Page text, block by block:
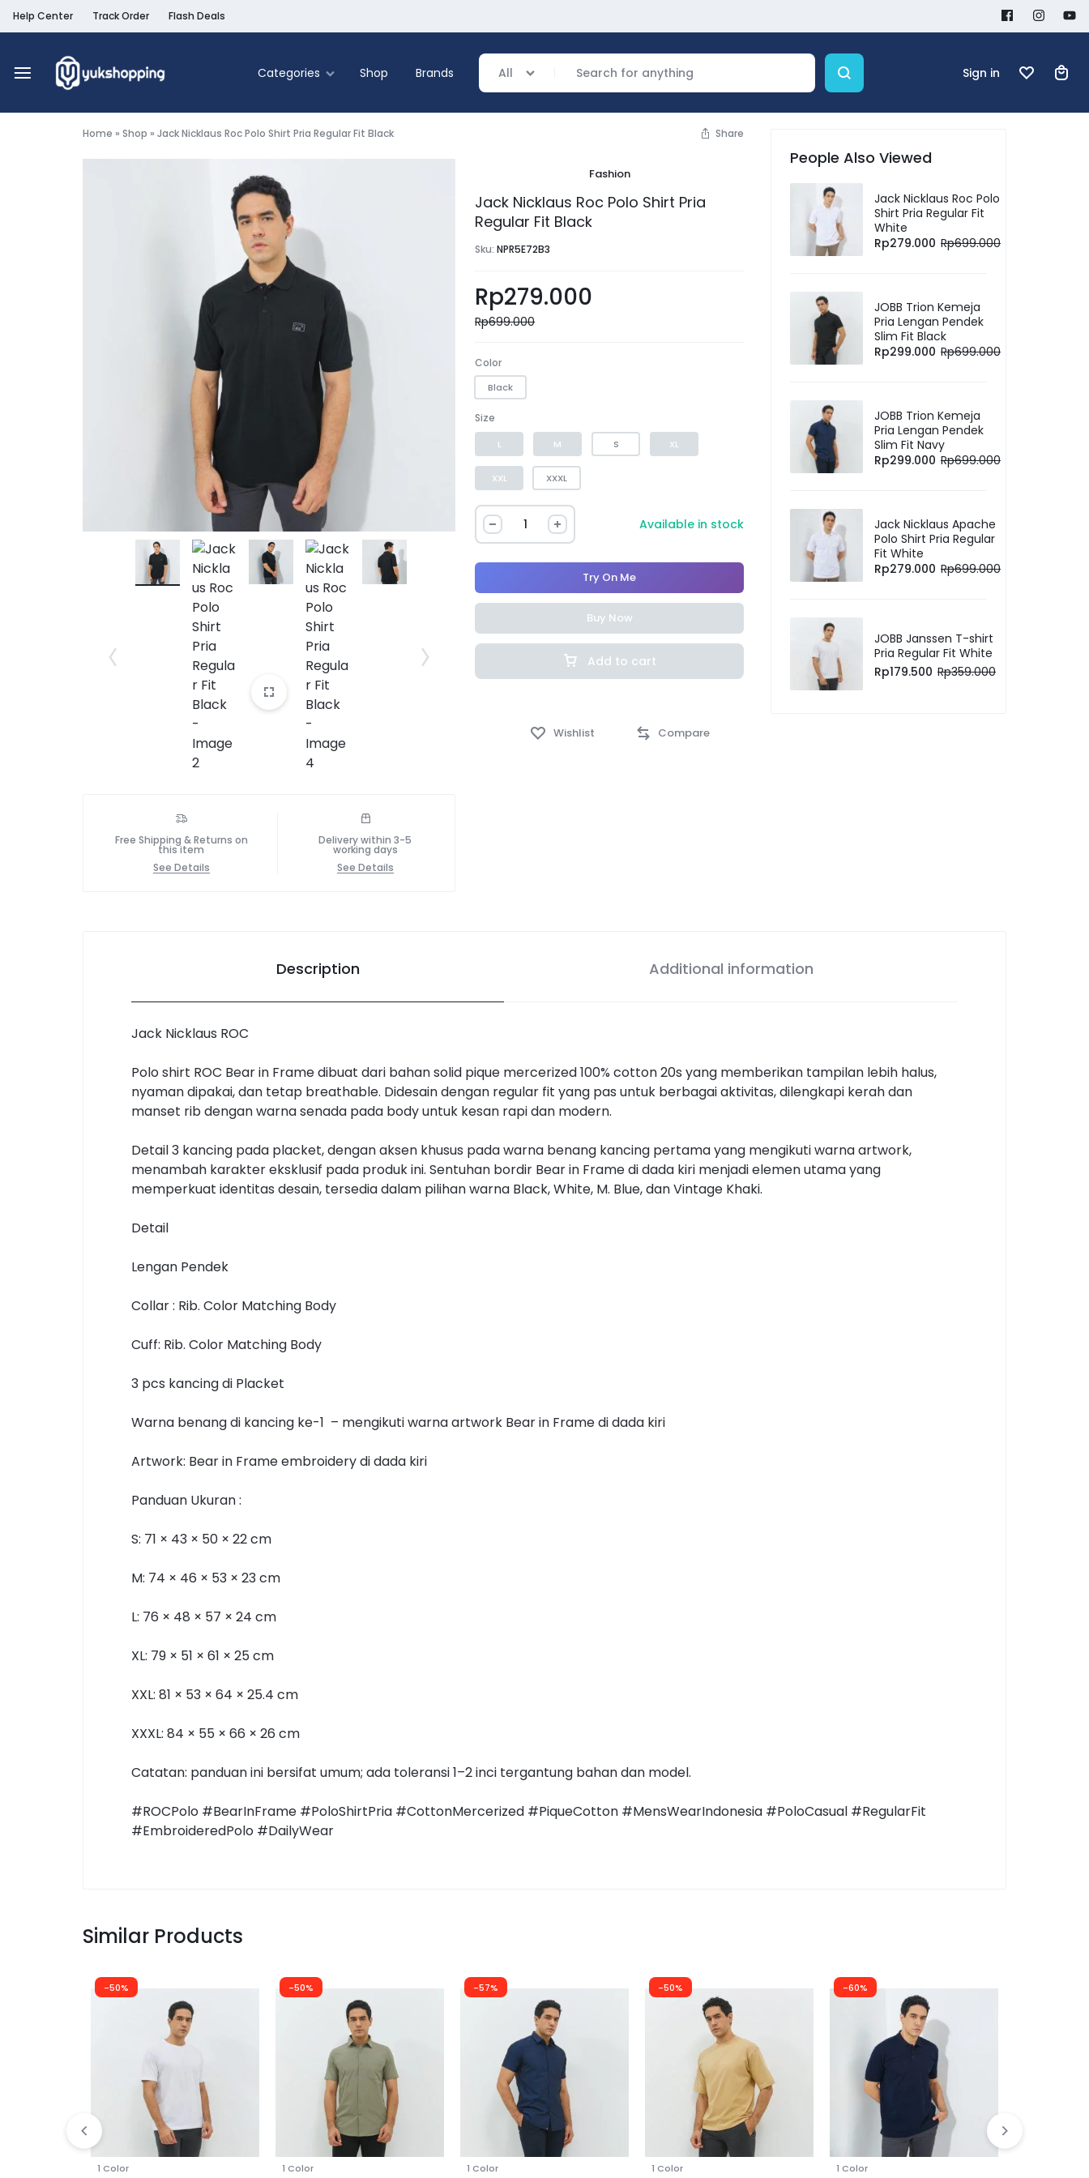
Help Center Track Order Flash Deals
Online
Categories
Home & Living
Shop Brands All Sign in
Home » Shop » Jack Nicklaus Roc Polo Shirt Pria Regular Fit Black Share
Free Shipping & Returns on
this item
See Details
Delivery within 3-5
working days
See Details
Fashion
Jack Nicklaus Roc Polo Shirt Pria
Regular Fit Black
Sku:NPR5E72B3
Rp279.000
Rp699.000
Color
Black
Size
L M S XL
XXL XXXL
Available in stock
Add to cart
Try On Me
Buy Now
Compare
Wishlist
People Also Viewed
Jack Nicklaus Roc Polo
Shirt Pria Regular Fit
White
Rp279.000 Rp699.000
JOBB Trion Kemeja
Pria Lengan Pendek
Slim Fit Black
Rp299.000 Rp699.000
JOBB Trion Kemeja
Pria Lengan Pendek
Slim Fit Navy
Rp299.000 Rp699.000
Jack Nicklaus Apache
Polo Shirt Pria Regular
Fit White
Rp279.000 Rp699.000
JOBB Janssen T-shirt
Pria Regular Fit White
Rp179.500 Rp359.000
Description Additional information
Jack Nicklaus ROC
Polo shirt ROC Bear in Frame dibuat dari bahan solid pique mercerized 100% cotton 20s yang memberikan tampilan lebih halus,
nyaman dipakai, dan tetap breathable. Didesain dengan regular fit yang pas untuk berbagai aktivitas, dilengkapi kerah dan
manset rib dengan warna senada pada body untuk kesan rapi dan modern.
Detail 3 kancing pada placket, dengan aksen khusus pada warna benang kancing pertama yang mengikuti warna artwork,
menambah karakter eksklusif pada produk ini. Sentuhan bordir Bear in Frame di dada kiri menjadi elemen utama yang
memperkuat identitas desain, tersedia dalam pilihan warna Black, White, M. Blue, dan Vintage Khaki.
Detail
Lengan Pendek
Collar : Rib. Color Matching Body
Cuff: Rib. Color Matching Body
3 pcs kancing di Placket
Warna benang di kancing ke-1 – mengikuti warna artwork Bear in Frame di dada kiri
Artwork: Bear in Frame embroidery di dada kiri
Panduan Ukuran :
S: 71 × 43 × 50 × 22 cm
M: 74 × 46 × 53 × 23 cm
L: 76 × 48 × 57 × 24 cm
XL: 79 × 51 × 61 × 25 cm
XXL: 81 × 53 × 64 × 25.4 cm
XXXL: 84 × 55 × 66 × 26 cm
Catatan: panduan ini bersifat umum; ada toleransi 1–2 inci tergantung bahan dan model.
#ROCPolo #BearInFrame #PoloShirtPria #CottonMercerized #PiqueCotton #MensWearIndonesia #PoloCasual #RegularFit
#EmbroideredPolo #DailyWear
Similar Products
-50%
1 Color
-50%
1 Color
-57%
1 Color
-50%
1 Color
-60%
1 Color